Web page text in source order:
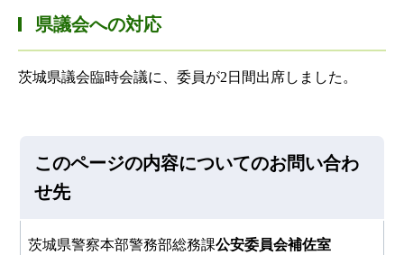
県議会への対応
茨城県議会臨時会議に、委員が2日間出席しました。
このページの内容についてのお問い合わ
せ先
茨城県警察本部警務部総務課公安委員会補佐室